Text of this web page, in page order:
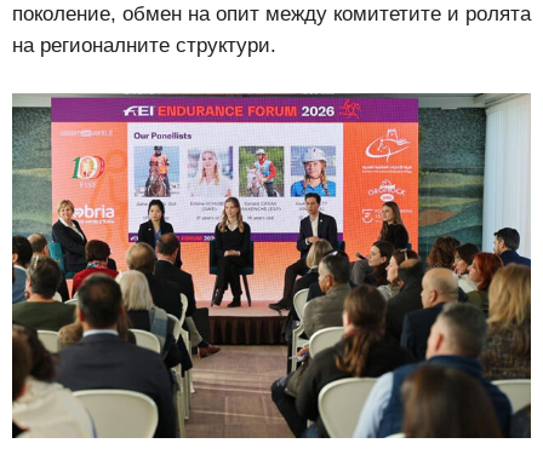
поколение, обмен на опит между комитетите и ролята
на регионалните структури.